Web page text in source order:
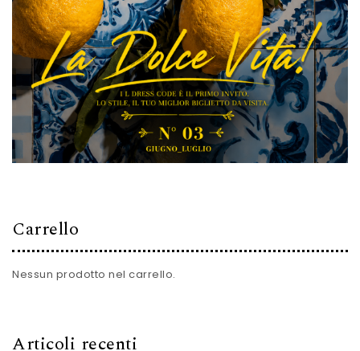
Carrello
Nessun prodotto nel carrello.
Articoli recenti